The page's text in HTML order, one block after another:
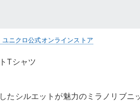
ユニクロ公式オンラインストア
Tシャツ
たシルエットが魅力のミラノリブニ